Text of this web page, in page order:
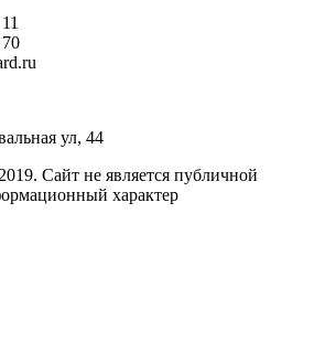
ул, 44
Сайт не является публичной
характер